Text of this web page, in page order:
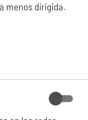
menos dirigida.